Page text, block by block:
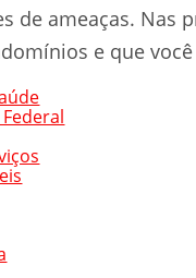
de ameaças. Nas
e que